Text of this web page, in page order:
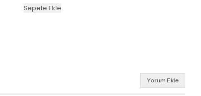
Sepete Ekle
Yorum Ekle